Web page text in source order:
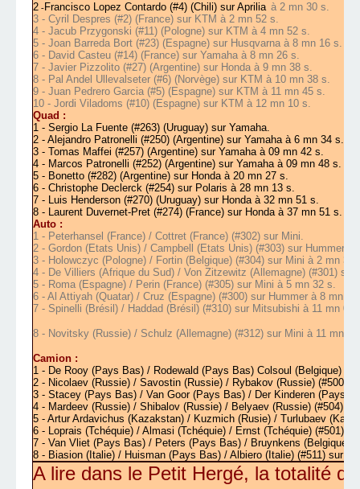
2 -Francisco Lopez Contardo (#4) (Chili) sur Aprilia à 2 mn 30 s.
3 - Cyril Despres (#2) (France) sur KTM à 2 mn 52 s.
4 - Jacub Przygonski (#11) (Pologne) sur KTM à 4 mn 52 s.
5 - Joan Barreda Bort (#23) (Espagne) sur Husqvarna à 8 mn 16 s.
6 - David Casteu (#14) (France) sur Yamaha à 8 mn 26 s.
7 - Javier Pizzolito (#27) (Argentine) sur Honda à 9 mn 38 s.
8 - Pal Andel Ullevalseter (#6) (Norvège) sur KTM à 10 mn 38 s.
9 - Juan Pedrero Garcia (#5) (Espagne) sur KTM à 11 mn 45 s.
10 - Jordi Viladoms (#10) (Espagne) sur KTM à 12 mn 10 s.
Quad :
1 - Sergio La Fuente (#263) (Uruguay) sur Yamaha.
2 - Alejandro Patronelli (#250) (Argentine) sur Yamaha à 6 mn 34 s.
3 - Tomas Maffei (#257) (Argentine) sur Yamaha à 09 mn 42 s.
4 - Marcos Patronelli (#252) (Argentine) sur Yamaha à 09 mn 48 s.
5 - Bonetto (#282) (Argentine) sur Honda à 20 mn 27 s.
6 - Christophe Declerck (#254) sur Polaris à 28 mn 13 s.
7 - Luis Henderson (#270) (Uruguay) sur Honda à 32 mn 51 s.
8 - Laurent Duvernet-Pret (#274) (France) sur Honda à 37 mn 51 s.
Auto :
1 - Peterhansel (France) / Cottret (France) (#302) sur Mini.
2 - Gordon (Etats Unis) / Campbell (Etats Unis) (#303) sur Hummer à
3 - Holowczyc (Pologne) / Fortin (Belgique) (#304) sur Mini à 2 mn 33
4 - De Villiers (Afrique du Sud) / Von Zitzewitz (Allemagne) (#301) sur
5 - Roma (Espagne) / Perin (France) (#305) sur Mini à 5 mn 32 s.
6 - Al Attiyah (Quatar) / Cruz (Espagne) (#300) sur Hummer à 8 mn
7 - Spinelli (Brésil) / Haddad (Brésil) (#310) sur Mitsubishi à 11 mn 07
8 - Novitsky (Russie) / Schulz (Allemagne) (#312) sur Mini à 11 mn
Camion :
1 - De Rooy (Pays Bas) / Rodewald (Pays Bas) Colsoul (Belgique)
2 - Nicolaev (Russie) / Savostin (Russie) / Rybakov (Russie) (#500)
3 - Stacey (Pays Bas) / Van Goor (Pays Bas) / Der Kinderen (Pays
4 - Mardeev (Russie) / Shibalov (Russie) / Belyaev (Russie) (#504)
5 - Artur Ardavichus (Kazakstan) / Kuzmich (Rusie) / Turlubaev
6 - Loprais (Tchéquie) / Almasi (Tchéquie) / Ernst (Tchéquie) (#501)
7 - Van Vliet (Pays Bas) / Peters (Pays Bas) / Bruynkens (Belgique)
8 - Biasion (Italie) / Huisman (Pays Bas) / Albiero (Italie) (#511) sur
A lire dans le Petit Hergé, la totalité